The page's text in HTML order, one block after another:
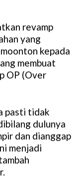
revamp
yang
kepada
membuat
OP (Over
pasti tidak
dulunya
dan dianggap
menjadi